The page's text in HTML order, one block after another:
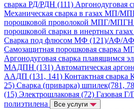
сварка РД/РДН (111) Аргонодуговая
Механическая сварка в газах МП/
порошковой проволокой МПГ/МПГН
порошковой сварки в инертных
Сварка под флюсом МФ (121)/АФ/
Самозащитная порошковая
Аргонодуговая сварка плавящимся
МАДПН (131) Автоматическая
ААДП (131, 141) Контактная
25) Сварка (приварка) шпилек(781,
(15) Электрошлаковая (72) Газовая
полиэтилена
Все услуги